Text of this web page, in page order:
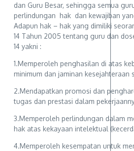
dan Guru Besar, sehingga semua
perlindungan hak dan kewajiban
Adapun hak – hak yang dimiliki
14 Tahun 2005 tentang guru dan
14 yakni :
1.Memperoleh penghasilan di atas
minimum dan jaminan kesejahteraan
2.Mendapatkan promosi dan
tugas dan prestasi dalam
3.Memperoleh perlindungan dalam
hak atas kekayaan intelektual
4.Memperoleh kesempatan untuk